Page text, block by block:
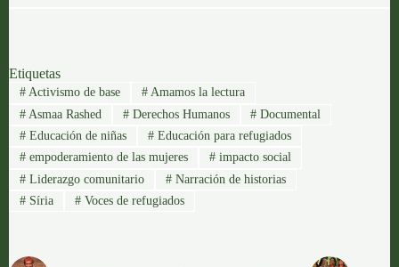
Etiquetas
#Activismo de base #Amamos la lectura
#Asmaa Rashed #Derechos Humanos # Documental
#Educación de niñas #Educación para refugiados
#empoderamiento de las mujeres #impacto social
#Liderazgo comunitario #Narración de historias
#Síria #Voces de refugiados